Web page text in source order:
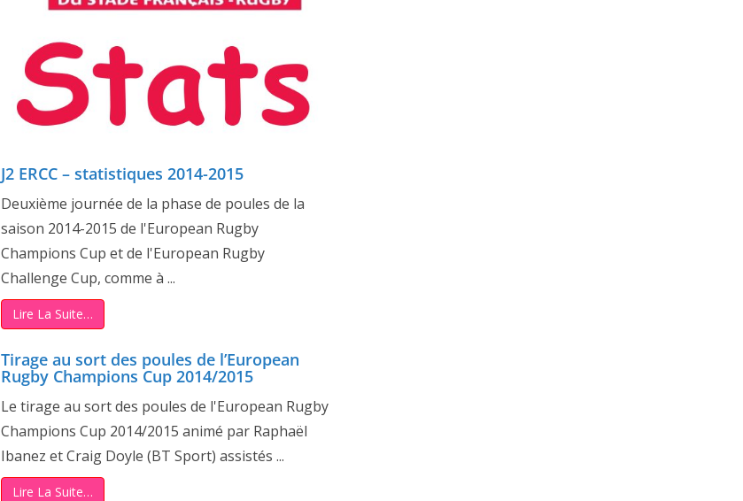
J2 ERCC – statistiques 2014-2015
Deuxième journée de la phase de poules de la
saison 2014-2015 de l'European Rugby
Champions Cup et de l'European Rugby
Challenge Cup, comme à ...
Lire La Suite…
Tirage au sort des poules de l’European
Rugby Champions Cup 2014/2015
Le tirage au sort des poules de l'European Rugby
Champions Cup 2014/2015 animé par Raphaël
Ibanez et Craig Doyle (BT Sport) assistés ...
Lire La Suite…